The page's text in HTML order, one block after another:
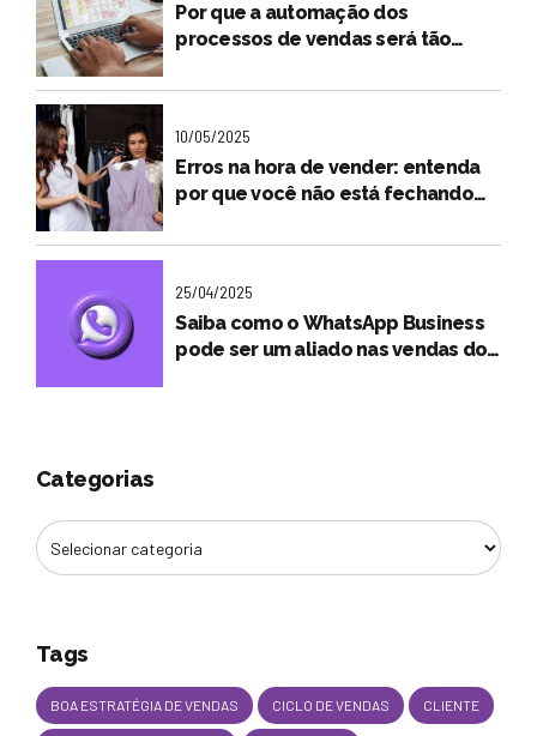
Por que a automação dos
processos de vendas será tão
lojistas?
10/05/2025
Erros na hora de vender: entenda
por que você não está fechando
25/04/2025
Saiba como o WhatsApp Business
pode ser um aliado nas vendas do
Categorias
Tags
BOA ESTRATÉGIA DE VENDAS CICLO DE VENDAS CLIENTE